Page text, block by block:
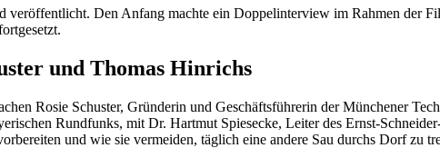
veröffentlicht. Den Anfang machte ein Doppelinterview im Rahmen der
und Thomas Hinrichs
Rosie Schuster, Gründerin und Geschäftsführerin der Münchener
Rundfunks, mit Dr. Hartmut Spiesecke, Leiter des Ernst-
und wie sie vermeiden, täglich eine andere Sau durchs Dorf zu